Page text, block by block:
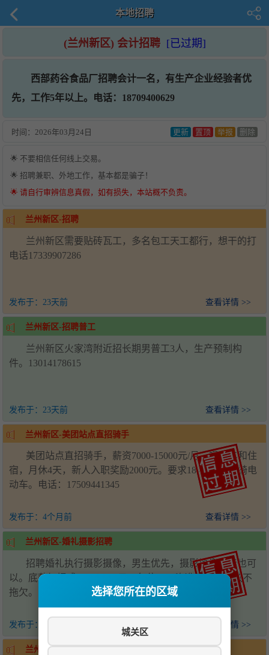
选择您所在的区域
城关区
本地招聘
(兰州新区) 会计招聘 [已过期]
西部药谷食品厂招聘会计一名，有生产企业经验者优
先，工作5年以上。电话：18709400629
时间： 2026年03月24日 更新 置顶 举报 删除
🌟 不要相信任何线上交易。
🌟 招聘兼职、外地工作，基本都是骗子！
🌟 请自行审辨信息真假，如有损失，本站概不负责。
兰州新区-招聘
兰州新区需要贴砖瓦工，多名包工天工都行，想干的打
电话17339907286
发布于： 23天前 查看详情 >>
兰州新区-招聘普工
兰州新区火家湾附近招长期男普工3人，生产预制构
件。13014178615
发布于： 23天前 查看详情 >>
兰州新区-美团站点直招骑手
美团站点直招骑手，薪资7000-15000元/月，提供车和住
宿，月休4天，新人入职奖励2000元。要求18-50岁，会骑电
动车。电话：17509441345
发布于： 4个月前 查看详情 >>
兰州新区-婚礼摄影招聘
招聘婚礼执行摄影摄像，男生优先，摄影摄像学徒也可
以。底薪加提成3000-5000元，包住，工资准时按月发放不
拖欠。电话：18919910699
发布于： 查看详情 >>
兰州新区-挂车司机招聘